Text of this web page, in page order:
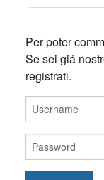
Per poter
Se sei giá
registrati.